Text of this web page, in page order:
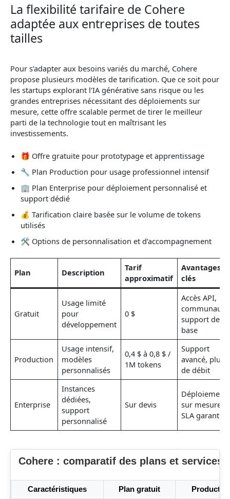
La flexibilité tarifaire de Cohere
adaptée aux entreprises de toutes
tailles
Pour s’adapter aux besoins variés du marché, Cohere
propose plusieurs modèles de tarification. Que ce soit pour
les startups explorant l’IA générative sans risque ou les
grandes entreprises nécessitant des déploiements sur
mesure, cette offre scalable permet de tirer le meilleur
parti de la technologie tout en maîtrisant les
investissements.
🎁 Offre gratuite pour prototypage et apprentissage
🔧 Plan Production pour usage professionnel intensif
🏢 Plan Enterprise pour déploiement personnalisé et
support dédié
💰 Tarification claire basée sur le volume de tokens
utilisés
🛠️ Options de personnalisation et d’accompagnement
Plan Description
Tarif
approximatif
Avantages
clés
Gratuit
Usage limité
pour
développement
0 $
Accès API,
support de
base
Production
Usage intensif,
modèles
personnalisés
0,4 $ à 0,8 $ /
1M tokens
Support
avancé, plus
de débit
Enterprise
Instances
dédiées,
support
personnalisé
Sur devis
Déploiement
sur mesure,
SLA garanties
Cohere : comparatif des plans et services
Caractéristiques Plan gratuit